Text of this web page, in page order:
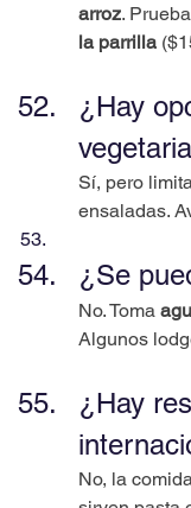
arroz.
la parrilla
¿Hay
Sí, pero
ensaladas.
¿Se
No. Toma
Algunos
¿Hay
No, la